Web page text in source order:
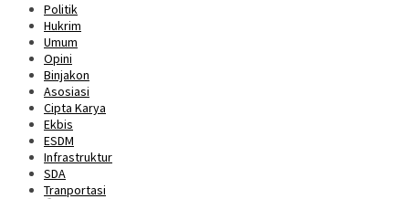
Politik
Hukrim
Umum
Opini
Binjakon
Asosiasi
Cipta Karya
Ekbis
ESDM
Infrastruktur
SDA
Tranportasi